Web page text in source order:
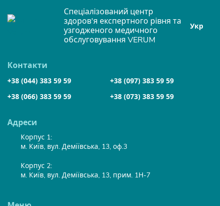
Спеціалізований центр
здоров'я експертного рівня та
узгодженого медичного
обслуговування VERUM
Укр
Адреси
Корпус 1:
м. Київ, вул. Деміївська, 13, оф.3
Корпус 2:
м. Київ, вул. Деміївська, 13, прим. 1Н-7
Контакти
+38 (044) 383 59 59
+38 (097) 383 59 59
+38 (066) 383 59 59
+38 (073) 383 59 59